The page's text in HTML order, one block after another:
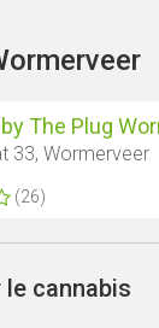
The Plug
33, Wormerveer
(26)
cannabis